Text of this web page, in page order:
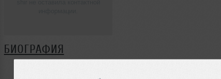
БИОГРАФИЯ